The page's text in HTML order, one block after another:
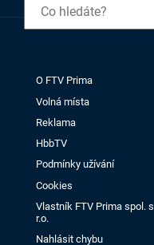
O FTV Prima
Volná místa
Reklama
HbbTV
Podmínky užívání
Cookies
Vlastník FTV Prima spol. s
r.o.
Nahlásit chybu